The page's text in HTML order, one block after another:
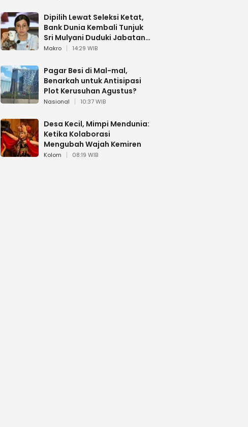
Dipilih Lewat Seleksi Ketat,
Bank Dunia Kembali Tunjuk
Sri Mulyani Duduki Jabatan
Strategis
Makro 14:29 WIB
Pagar Besi di Mal-mal,
Benarkah untuk Antisipasi
Plot Kerusuhan Agustus?
Nasional 10:37 WIB
Desa Kecil, Mimpi Mendunia:
Ketika Kolaborasi
Mengubah Wajah Kemiren
Kolom 08:19 WIB